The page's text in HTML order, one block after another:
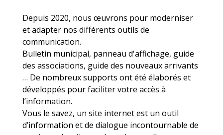
Depuis 2020, nous œuvrons pour moderniser
et adapter nos différents outils de
communication.
Bulletin municipal, panneau d'affichage, guide
des associations, guide des nouveaux arrivants
… De nombreux supports ont été élaborés et
développés pour faciliter votre accès à
l’information.
Vous le savez, un site internet est un outil
d’information et de dialogue incontournable de